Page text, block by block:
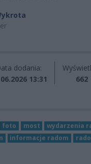
dodania:
13:31
662
foto most wydarzenia
informacje radom